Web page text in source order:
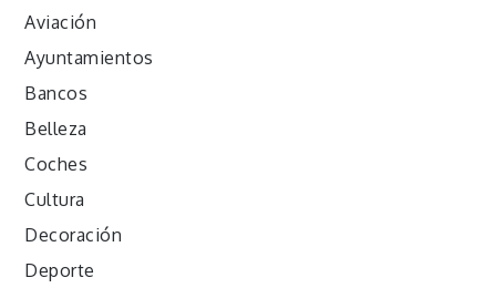
Aviación
Ayuntamientos
Bancos
Belleza
Coches
Cultura
Decoración
Deporte